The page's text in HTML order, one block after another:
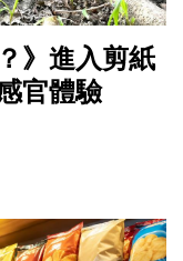
》進入剪紙
官體驗